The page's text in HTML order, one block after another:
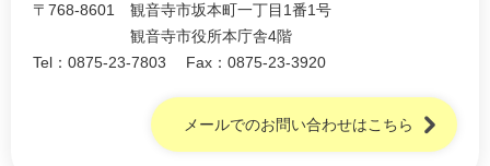
〒768-8601
観音寺市坂本町一丁目1番1号
観音寺市役所本庁舎4階
Tel：0875-23-7803
Fax：0875-23-3920
メールでのお問い合わせはこちら